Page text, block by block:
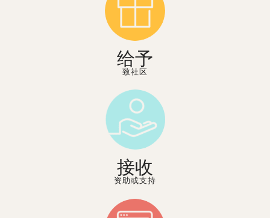
给予
致社区
接收
资助或支持